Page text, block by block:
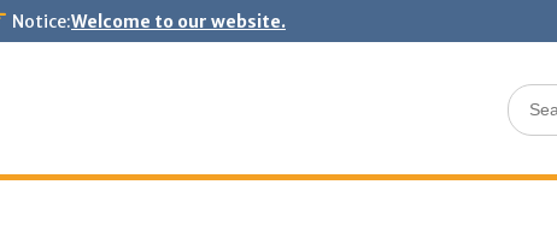
Notice:Welcome to our website.
Search
for: